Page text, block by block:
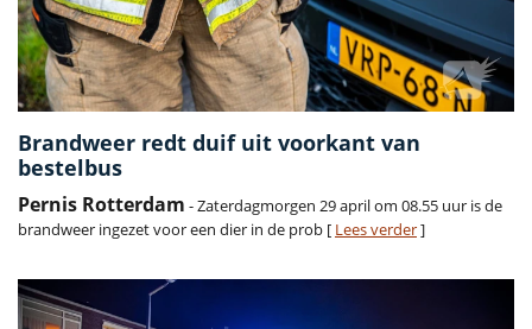
Brandweer redt duif uit voorkant van
bestelbus
Pernis Rotterdam - Zaterdagmorgen 29 april om 08.55 uur is de
brandweer ingezet voor een dier in de prob [ Lees verder]